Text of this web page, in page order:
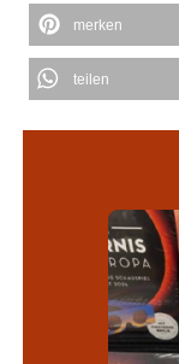
merken
teilen